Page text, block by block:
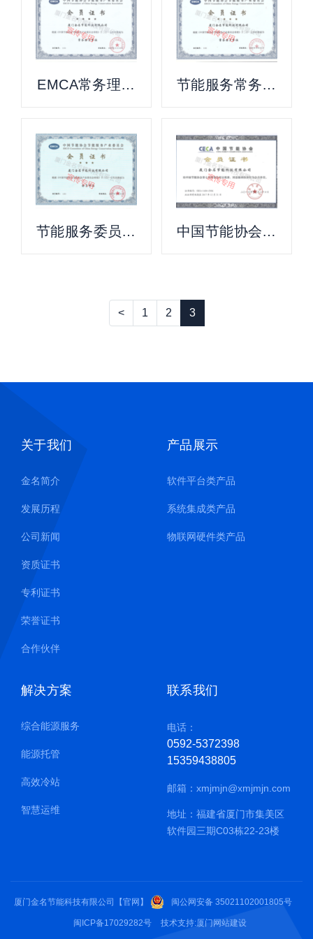
EMCA常务理事
节能服务常务委
节能服务委员会
中国节能协会会
< 1 2 3
关于我们
金名简介
发展历程
公司新闻
资质证书
专利证书
荣誉证书
合作伙伴
产品展示
软件平台类产品
系统集成类产品
物联网硬件类产品
解决方案
综合能源服务
能源托管
高效冷站
智慧运维
联系我们
电话：
0592-5372398
15359438805
邮箱： xmjmjn@xmjmjn.com
地址：福建省厦门市集美区
软件园三期C03栋22-23楼
厦门金名节能科技有限公司【官网】 闽公网安备 35021102001805号
闽ICP备17029282号 技术支持:厦门网站建设